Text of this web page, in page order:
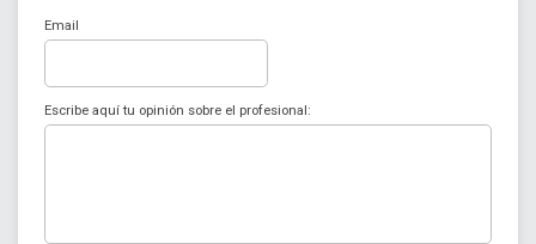
Email
Escribe aquí tu opinión sobre el profesional: